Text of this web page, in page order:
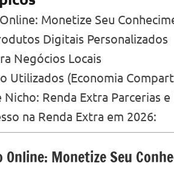
Monetize Seu
Digitais Personalizados
Negócios Locais
Utilizados (Economia
Renda Extra Parcerias
na Renda Extra em 2026:
Monetize Seu